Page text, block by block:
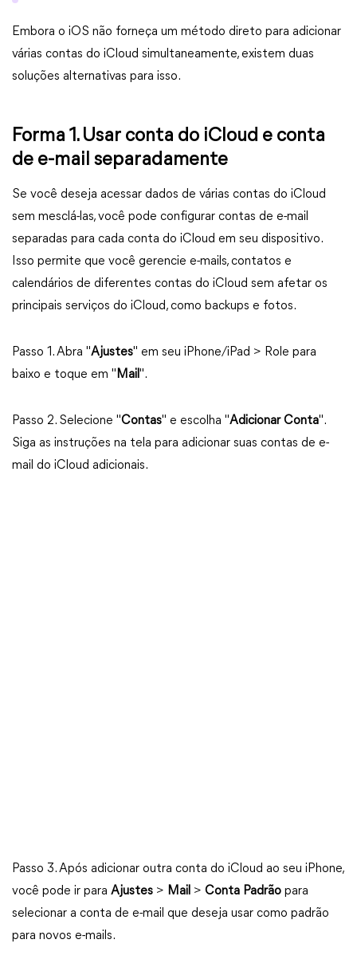
Embora o iOS não forneça um método direto para adicionar
várias contas do iCloud simultaneamente, existem duas
soluções alternativas para isso.
Forma 1. Usar conta do iCloud e conta
de e-mail separadamente
Se você deseja acessar dados de várias contas do iCloud
sem mesclá-las, você pode configurar contas de e-mail
separadas para cada conta do iCloud em seu dispositivo.
Isso permite que você gerencie e-mails, contatos e
calendários de diferentes contas do iCloud sem afetar os
principais serviços do iCloud, como backups e fotos.
Passo 1. Abra "Ajustes" em seu iPhone/iPad > Role para
baixo e toque em " Mail".
Passo 2. Selecione "Contas" e escolha "Adicionar Conta".
Siga as instruções na tela para adicionar suas contas de e-
mail do iCloud adicionais.
Passo 3. Após adicionar outra conta do iCloud ao seu iPhone,
você pode ir para Ajustes > Mail > Conta Padrão para
selecionar a conta de e-mail que deseja usar como padrão
para novos e-mails.